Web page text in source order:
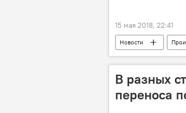
15 мая 2018, 22:41
Новости
уголовное дело
В разных
переноса